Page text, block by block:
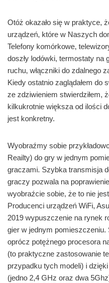
Otóż okazało się w praktyce,
urządzeń, które w Naszych
Telefony komórkowe,
doszły lodówki, termostaty na
ruchu, włączniki do zdalnego
Kiedy ostatnio zaglądałem do
ze zdziwieniem stwierdziłem,
kilkukrotnie większa od ilości
jest konkretny.
Wyobraźmy sobie
Reailty) do gry w jednym
graczami. Szybka transmisja
graczy pozwala na
wyobraźcie sobie, że to nie
Producenci urządzeń WiFi,
2019 wypuszczenie na rynek
gier w jednym pomieszczeniu.
oprócz potężnego procesora
(to praktyczne zastosowanie
przypadku tych modeli) i
(jedno 2,4 GHz oraz dwa